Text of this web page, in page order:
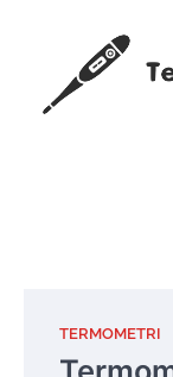
TERMOMETRI